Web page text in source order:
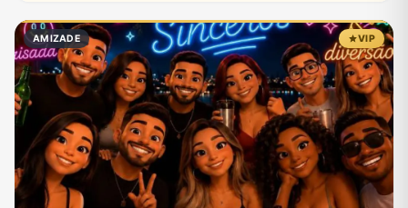
AMIZADE VIP